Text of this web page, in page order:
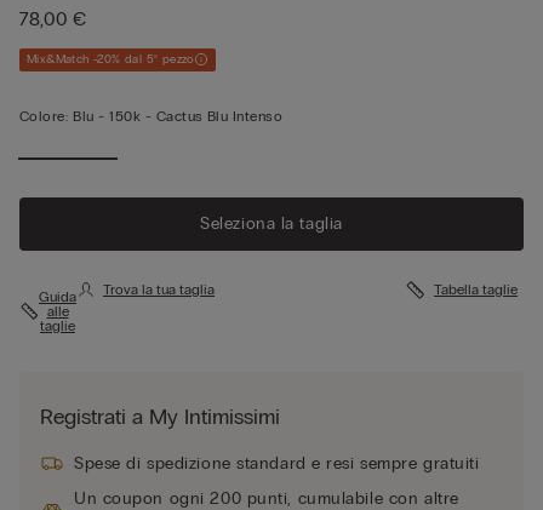
78,00 €
Mix&Match -20% dal 5° pezzo
Colore: Blu -150k - Cactus Blu Intenso
Seleziona la taglia
Guida
alle
taglie
Trova la tua taglia Tabella taglie
Registrati a My Intimissimi
Spese di spedizione standard e resi sempre gratuiti
Un coupon ogni 200 punti, cumulabile con altre